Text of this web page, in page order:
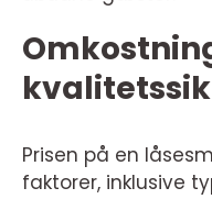
Prisen på en
faktorer, inklusive